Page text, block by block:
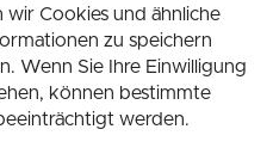
Cookies und ähnliche
zu speichern
Wenn Sie Ihre Einwilligung
können bestimmte
werden.
Medizinische Wunschgeräte
INFORMATION
AGB /
Versandbedingungen